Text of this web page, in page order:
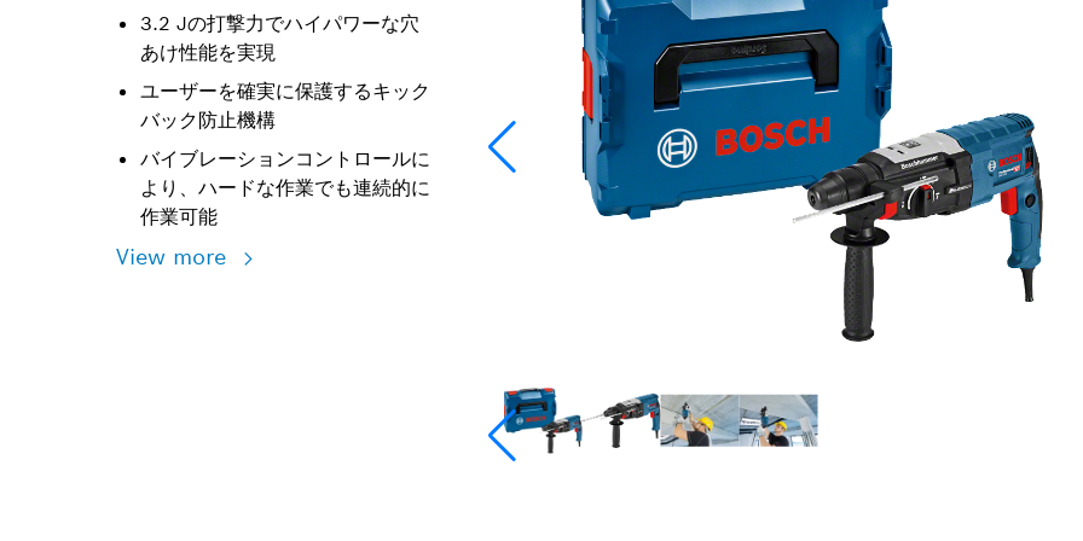
3.2 Jの打撃力でハイパワーな穴
あけ性能を実現
ユーザーを確実に保護するキック
バック防止機構
バイブレーションコントロールに
より、ハードな作業でも連続的に
作業可能
View more